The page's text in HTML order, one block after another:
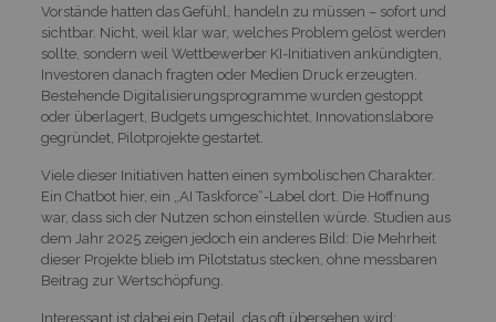
Vorstände hatten das Gefühl, handeln zu müssen – sofort und
sichtbar. Nicht, weil klar war, welches Problem gelöst werden
sollte, sondern weil Wettbewerber KI-Initiativen ankündigten,
Investoren danach fragten oder Medien Druck erzeugten.
Bestehende Digitalisierungsprogramme wurden gestoppt
oder überlagert, Budgets umgeschichtet, Innovationslabore
gegründet, Pilotprojekte gestartet.
Viele dieser Initiativen hatten einen symbolischen Charakter.
Ein Chatbot hier, ein „AI Taskforce“-Label dort. Die Hoffnung
war, dass sich der Nutzen schon einstellen würde. Studien aus
dem Jahr 2025 zeigen jedoch ein anderes Bild: Die Mehrheit
dieser Projekte blieb im Pilotstatus stecken, ohne messbaren
Beitrag zur Wertschöpfung.
Interessant ist dabei ein Detail, das oft übersehen wird: